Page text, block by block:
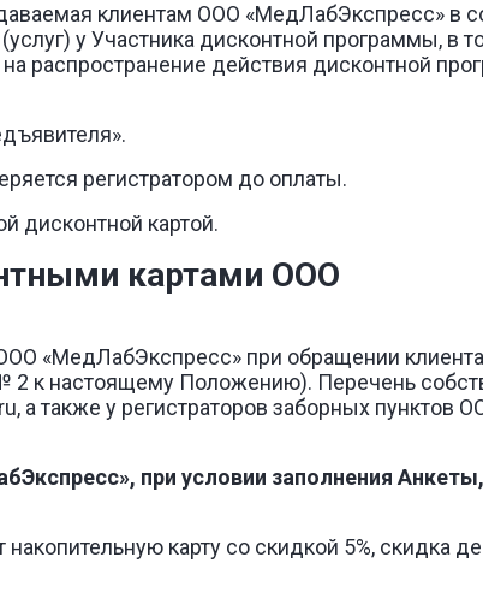
клиентам ООО «МедЛабЭкспресс» в
у Участника дисконтной программы, в
распространение действия дисконтной
регистратором до оплаты.
дисконтной картой.
картами ООО
«МедЛабЭкспресс» при обращении
к настоящему Положению). Перечень
а также у регистраторов заборных пунктов
при условии заполнения
карту со скидкой 5%, скидка